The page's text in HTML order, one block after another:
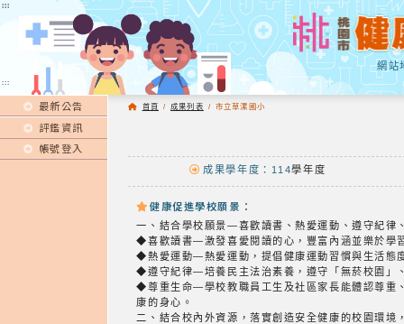
:::
網站
:::
最新公告
評鑑資訊
帳號登入
首頁 / 成果列表 / 市立草漯國小
成果學年度：114學年度
健康促進學校願景：
一、結合學校願景—喜歡讀書、熱愛運動、遵守紀律
◆喜歡讀書—激發喜愛閱讀的心，豐富內涵並樂於學
◆熱愛運動—熱愛運動，提倡健康運動習慣與生活態
◆遵守紀律—培養民主法治素養，遵守「無菸校園」
◆尊重生命—學校教職員工生及社區家長能體認尊重
康的身心。
二、結合校內外資源，落實創造安全健康的校園環
:::